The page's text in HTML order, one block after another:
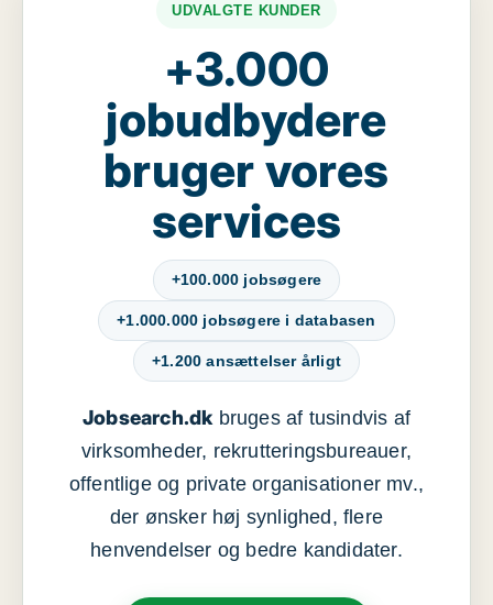
UDVALGTE KUNDER
+3.000
jobudbydere
bruger vores
services
+100.000 jobsøgere
+1.000.000 jobsøgere i databasen
+1.200 ansættelser årligt
Jobsearch.dkbruges af tusindvis af
virksomheder, rekrutteringsbureauer,
offentlige og private organisationer mv.,
der ønsker høj synlighed, flere
henvendelser og bedre kandidater.